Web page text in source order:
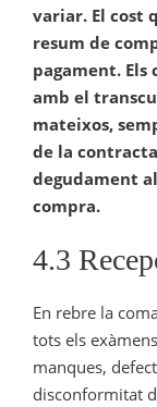
variar. El cost
resum de
pagament. Els
amb el
mateixos,
de la
degudament
compra.
4.3
En rebre la
tots els
manques,
disconformitat